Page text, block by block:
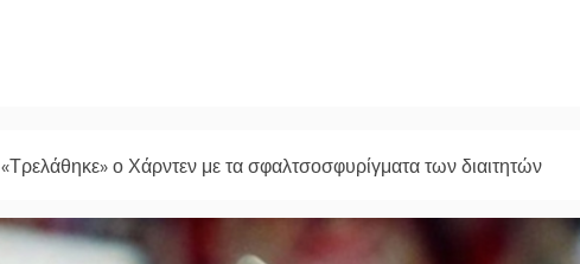
«Τρελάθηκε» ο Χάρντεν με τα σφαλτσοσφυρίγματα των διαιτητών